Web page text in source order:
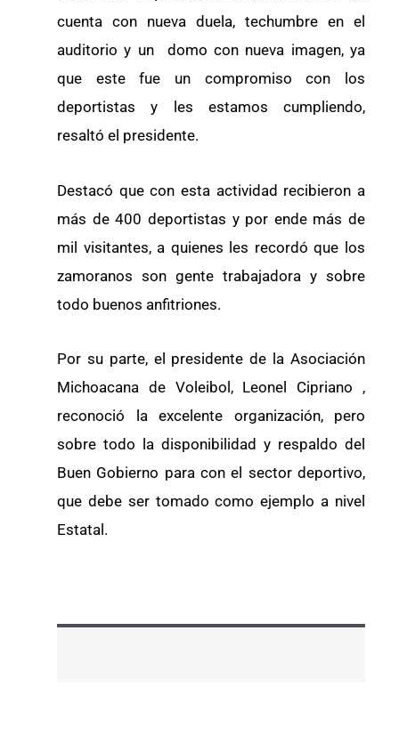
cuenta con nueva duela, techumbre en el
auditorio y un domo con nueva imagen, ya
que este fue un compromiso con los
deportistas y les estamos cumpliendo,
resaltó el presidente.
Destacó que con esta actividad recibieron a
más de 400 deportistas y por ende más de
mil visitantes, a quienes les recordó que los
zamoranos son gente trabajadora y sobre
todo buenos anfitriones.
Por su parte, el presidente de la Asociación
Michoacana de Voleibol, Leonel Cipriano ,
reconoció la excelente organización, pero
sobre todo la disponibilidad y respaldo del
Buen Gobierno para con el sector deportivo,
que debe ser tomado como ejemplo a nivel
Estatal.